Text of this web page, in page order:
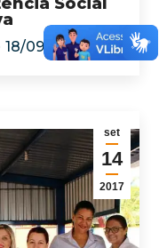
18/09/2017
set
14
2017